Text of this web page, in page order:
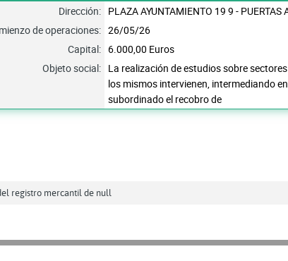
Dirección: PLAZA AYUNTAMIENTO 19 9 - PUERTAS
de operaciones: 26/05/26
Capital: 6.000,00 Euros
Objeto social: La realización de estudios sobre
los mismos intervienen, intermediando
subordinado el recobro de
registro mercantil de null